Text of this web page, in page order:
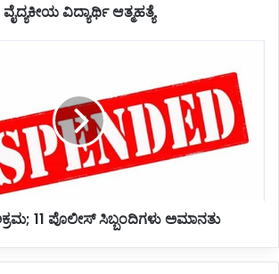
ವೈದ್ಯಕೀಯ ವಿದ್ಯಾರ್ಥಿ ಆತ್ಮಹತ್ಯೆ
11 ಪೊಲೀಸ್ ಸಿಬ್ಬಂದಿಗಳು ಅಮಾನತು